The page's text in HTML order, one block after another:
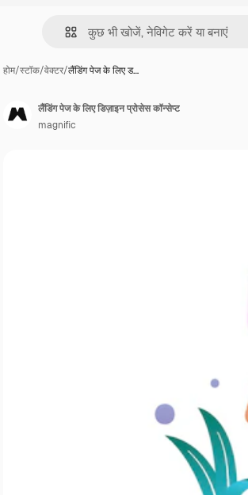
होम/स्टॉक/वेक्टर/लैंडिंग पेज के लिए ड…
लैंडिंग पेज के लिए डिज़ाइन प्रोसेस कॉन्सेप्ट
magnific